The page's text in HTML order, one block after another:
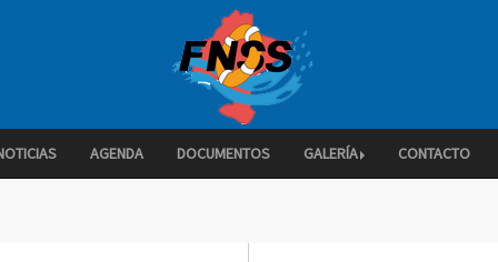
AGENDA DOCUMENTOS GALERÍA CONTACTO